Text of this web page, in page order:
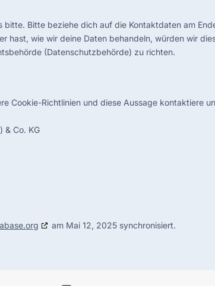
bitte. Bitte beziehe dich auf die Kontaktdaten am
hast, wie wir deine Daten behandeln, würden wir
(Datenschutzbehörde) zu richten.
Cookie-Richtlinien und diese Aussage kontaktiere
& Co. KG
am Mai 12, 2025 synchronisiert.